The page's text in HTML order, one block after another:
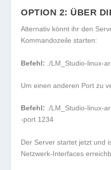
OPTION 2: ÜBER
Alternativ könnt ihr den
Kommandozeile starten:
Befehl: ./LM_Studio-linux-
Um einen anderen Port zu
Befehl: ./LM_Studio-linux-
-port 1234
Der Server startet jetzt und
Netzwerk-Interfaces